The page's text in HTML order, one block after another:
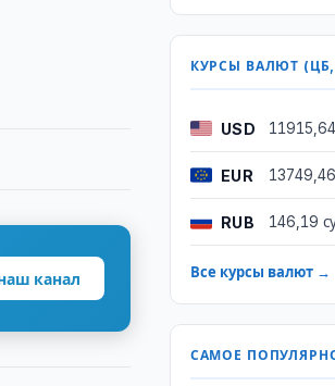
канал
КУРСЫ ВАЛЮТ
USD
EUR
RUB 146,19
Все курсы валют →
САМОЕ